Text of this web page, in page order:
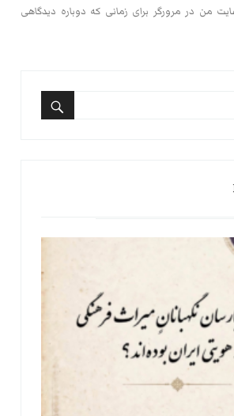
من در مرورگر برای زمانی که دوباره دیدگاهی